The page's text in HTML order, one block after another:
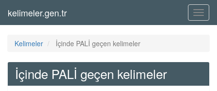
Menü
kelimeler.gen.tr
Kelimeler İçinde PALİ geçen kelimeler
İçinde PALİ geçen kelimeler